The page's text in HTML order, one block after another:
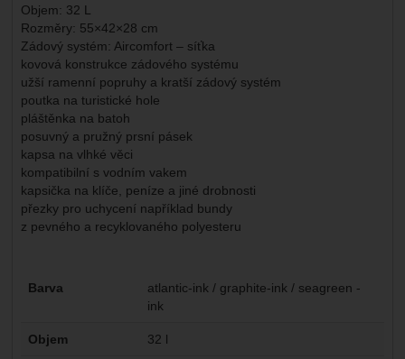
Objem: 32 L
Rozměry: 55×42×28 cm
Zádový systém: Aircomfort – síťka
kovová konstrukce zádového systému
užší ramenní popruhy a kratší zádový systém
poutka na turistické hole
pláštěnka na batoh
posuvný a pružný prsní pásek
kapsa na vlhké věci
kompatibilní s vodním vakem
kapsička na klíče, peníze a jiné drobnosti
přezky pro uchycení například bundy
z pevného a recyklovaného polyesteru
Parametry
Barva
atlantic-ink / graphite-ink / seagreen -
ink
Objem 32 l